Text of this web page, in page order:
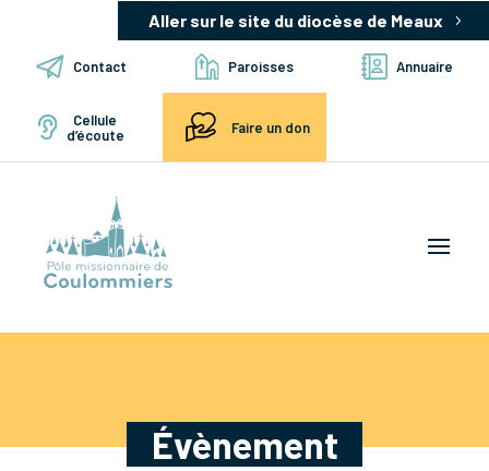
Aller sur le site du diocèse de Meaux
Contact Paroisses Annuaire
Cellule
d’écoute
Faire un don
Évènement